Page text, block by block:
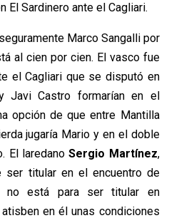
El Sardinero ante el Cagliari.
Marco Sangalli por
al cien por cien. El vasco fue
el Cagliari que se disputó en
Javi Castro formarían en el
opción de que entre Mantilla
jugaría Mario y en el doble
El laredanoSergio Martínez,
ser titular en el encuentro de
no está para ser titular en
en él unas condiciones